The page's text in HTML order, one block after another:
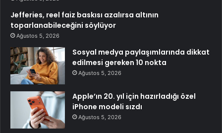
Jefferies, reel faiz baskısı azalırsa altının
toparlanabileceğini söylüyor
Ağustos 5, 2026
Sosyal medya paylaşımlarında dikkat
edilmesi gereken 10 nokta
Ağustos 5, 2026
Apple’ın 20. yıl için hazırladığı özel
iPhone modeli sızdı
Ağustos 5, 2026